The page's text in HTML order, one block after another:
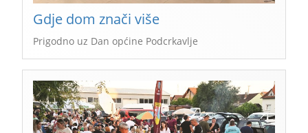
Gdje dom znači više
Prigodno uz Dan općine Podcrkavlje